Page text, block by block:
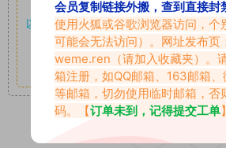
以7z、7z分卷格式压缩，解压应下载对
7-zip；安卓：zarchiver；苹果
其它更多疑问请查看站内帮
会员复制链接外搬，查到直接封
使用火狐或谷歌浏览器访问，个
可能会无法访问）。网址发布页
weme.ren （请加入收藏夹）。
箱注册，如QQ邮箱、163邮箱
等邮箱，切勿使用临时邮箱，否
码。【订单未到，记得提交工单】